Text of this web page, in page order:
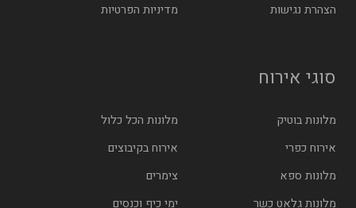
הצהרת נגישות
מדיניות הפרטיות
סוגי אירוח
מלונות בוטיק
מלונות הכל כלול
אירוח כפרי
אירוח בקיבוצים
מלונות ספא
צימרים
מלונות גלאט כשר
ימי כיף וכנסים